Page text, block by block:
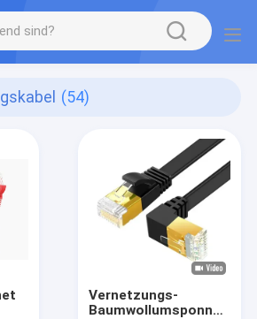
(54)
Vernetzungs-
Baumwollumsponnenes